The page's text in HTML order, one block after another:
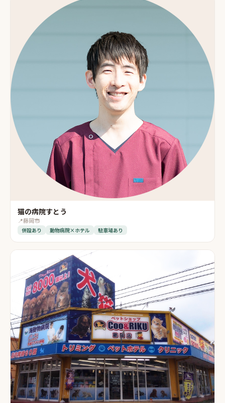
猫の病院すとう
📍藤岡市
併設あり 動物病院×ホテル 駐車場あり